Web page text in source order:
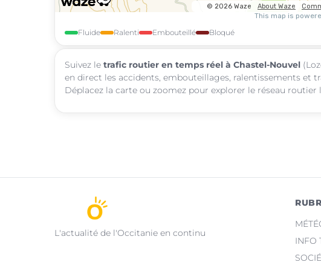
Fluide Ralenti Embouteillé Bloqué
Suivez le trafic routier en temps réel à Chastel-Nouvel
en direct les accidents, embouteillages, ralentissements et
Déplacez la carte ou zoomez pour explorer le réseau routier
L'actualité de l'Occitanie en continu
INFO